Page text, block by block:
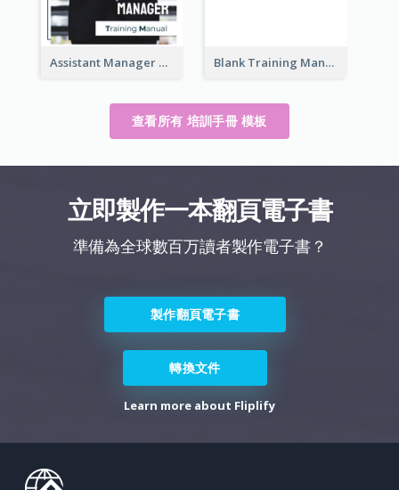
Assistant Manager Training Manual Blank Training Manual
查看所有 培訓手冊 模板
立即製作一本翻頁電子書
準備為全球數百万讀者製作電子書？
製作翻頁電子書
轉換文件
Learn more about Fliplify